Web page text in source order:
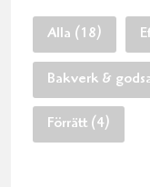
Alla (18)
Bakverk &
Förrätt (4)